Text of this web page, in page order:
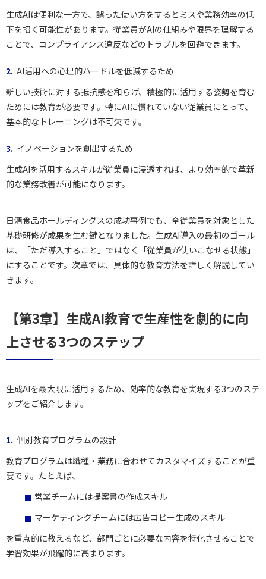
生成AIは便利な一方で、誤った使い方をするとミスや業務効率の低
下を招く可能性があります。従業員がAIの仕組みや限界を理解する
ことで、コンプライアンス違反などのトラブルを回避できます。
AI活用への心理的ハードルを低減するため
新しい技術に対する抵抗感を和らげ、積極的に活用する姿勢を育む
ためには教育が必要です。特にAIに慣れていない従業員にとって、
基本的なトレーニングは不可欠です。
イノベーションを創出するため
生成AIを活用するスキルが従業員に浸透すれば、より効率的で革新
的な業務改善が可能になります。
日清食品ホールディングスの成功事例でも、全従業員を対象とした
基礎研修が成果を生む鍵となりました。生成AI導入の最初のゴール
は、「ただ導入すること」ではなく「従業員が使いこなせる状態」
にすることです。次章では、具体的な教育方法を詳しく解説してい
きます。
【第3章】生成AI教育で生産性を劇的に向
上させる3つのステップ
生成AIを最大限に活用するため、効率的な教育を実現する3つのステ
ップをご紹介します。
個別教育プログラムの設計
教育プログラムは職種・業務に合わせてカスタマイズすることが重
要です。たとえば、
営業チームには提案書の作成スキル
マーケティングチームには広告コピー生成のスキル
を重点的に教えるなど、部門ごとに必要な内容を特化させることで
学習効果が飛躍的に高まります。